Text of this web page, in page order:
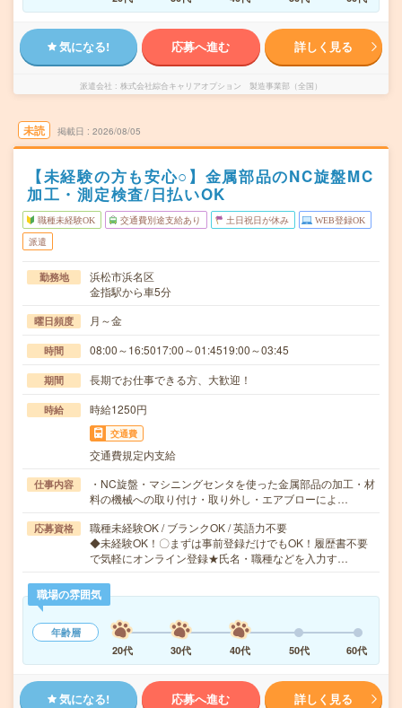
気になる! 応募へ進む 詳しく見る
派遣会社 株式会社綜合キャリアオプション 製造事業部（全国）
未読 掲載日 2026/08/05
【未経験の方も安心○】金属部品のNC旋盤MC
加工・測定検査/日払いOK
職種未経験OK 交通費別途支給あり 土日祝日が休み WEB登録OK
派遣
勤務地
浜松市浜名区
金指駅から車5分
曜日頻度 月～金
時間 08:00～16:5017:00～01:4519:00～03:45
期間 長期でお仕事できる方、大歓迎！
時給 時給1250円
交通費
交通費規定内支給
仕事内容
・NC旋盤・マシニングセンタを使った金属部品の加工・材
料の機械への取り付け・取り外し・エアブローによ…
応募資格
職種未経験OK / ブランクOK / 英語力不要
◆未経験OK！〇まずは事前登録だけでもOK！履歴書不要
で気軽にオンライン登録★氏名・職種などを入力す…
職場の雰囲気
年齢層
20代
30代 40代 50代 60代
気になる! 応募へ進む 詳しく見る